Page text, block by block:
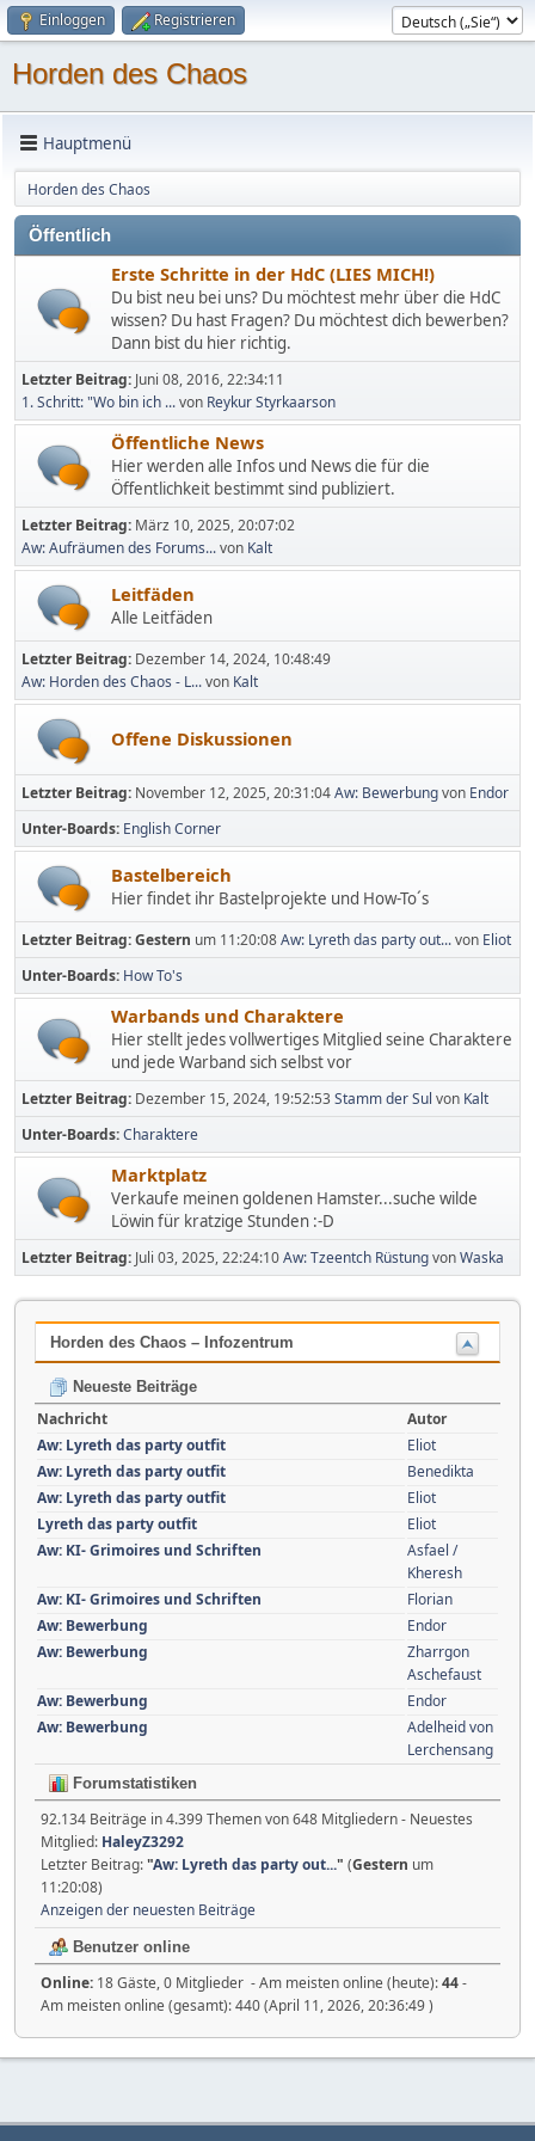
Einloggen Registrieren
Horden des Chaos
Hauptmenü
Horden des Chaos
Öffentlich
Erste Schritte in der HdC (LIES MICH!)
Du bist neu bei uns? Du möchtest mehr über die HdC
wissen? Du hast Fragen? Du möchtest dich bewerben?
Dann bist du hier richtig.
Letzter Beitrag: Juni 08, 2016, 22:34:11
1. Schritt: "Wo bin ich ...von Reykur Styrkaarson
Öffentliche News
Hier werden alle Infos und News die für die
Öffentlichkeit bestimmt sind publiziert.
Letzter Beitrag: März 10, 2025, 20:07:02
Aw: Aufräumen des Forums...von Kalt
Leitfäden
Alle Leitfäden
Letzter Beitrag: Dezember 14, 2024, 10:48:49
Aw: Horden des Chaos - L...von Kalt
Offene Diskussionen
Letzter Beitrag: November 12, 2025, 20:31:04Aw: Bewerbungvon Endor
Unter-Boards English Corner
Bastelbereich
Hier findet ihr Bastelprojekte und How-To´s
Letzter Beitrag:Gestern um 11:20:08Aw: Lyreth das party out...von Eliot
Unter-Boards How To's
Warbands und Charaktere
Hier stellt jedes vollwertiges Mitglied seine Charaktere
und jede Warband sich selbst vor
Letzter Beitrag: Dezember 15, 2024, 19:52:53Stamm der Sul von Kalt
Unter-Boards Charaktere
Marktplatz
Verkaufe meinen goldenen Hamster...suche wilde
Löwin für kratzige Stunden :-D
Letzter Beitrag: Juli 03, 2025, 22:24:10Aw: Tzeentch RüstungvonWaska
Horden des Chaos – Infozentrum
Neueste Beiträge
Nachricht
Autor
Aw: Lyreth das party outfit
Eliot
Aw: Lyreth das party outfit
Benedikta
Aw: Lyreth das party outfit
Eliot
Lyreth das party outfit
Eliot
Aw: KI- Grimoires und Schriften
Asfael /
Kheresh
Aw: KI- Grimoires und Schriften
Florian
Aw: Bewerbung
Endor
Aw: Bewerbung
Zharrgon
Aschefaust
Aw: Bewerbung
Endor
Aw: Bewerbung
Adelheid von
Lerchensang
Forumstatistiken
92.134 Beiträge in 4.399 Themen von 648 Mitgliedern - Neuestes
Mitglied: HaleyZ3292
Letzter Beitrag:"Aw: Lyreth das party out..." (Gestern um
11:20:08)
Anzeigen der neuesten Beiträge
Benutzer online
Online: 18 Gäste, 0 Mitglieder - Am meisten online (heute):44-
Am meisten online (gesamt): 440 (April 11, 2026, 20:36:49 )